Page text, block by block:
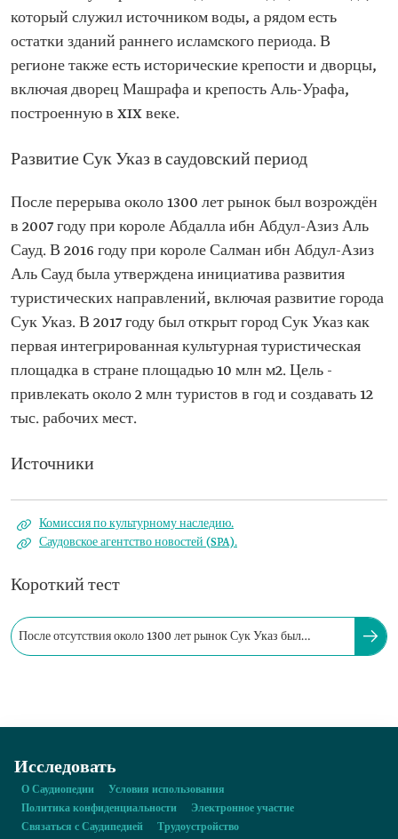
который служил источником воды, а рядом есть
остатки зданий раннего исламского периода. В
регионе также есть исторические крепости и дворцы,
включая дворец Машрафа и крепость Аль-Урафа,
построенную в XIX веке.
Развитие Сук Указ в саудовский период
После перерыва около 1300 лет рынок был возрождён
в 2007 году при короле Абдалла ибн Абдул-Азиз Аль
Сауд. В 2016 году при короле Салман ибн Абдул-Азиз
Аль Сауд была утверждена инициатива развития
туристических направлений, включая развитие города
Сук Указ. В 2017 году был открыт город Сук Указ как
первая интегрированная культурная туристическая
площадка в стране площадью 10 млн м2. Цель -
привлекать около 2 млн туристов в год и создавать 12
тыс. рабочих мест.
Источники
Комиссия по культурному наследию.
Саудовское агентство новостей (SPA).
Короткий тест
После отсутствия около 1300 лет рынок Сук Указ был
Исследовать
О Саудиопедии
Условия использования
Политика конфиденциальности
Электронное участие
Связаться с Саудипедией
Трудоустройство